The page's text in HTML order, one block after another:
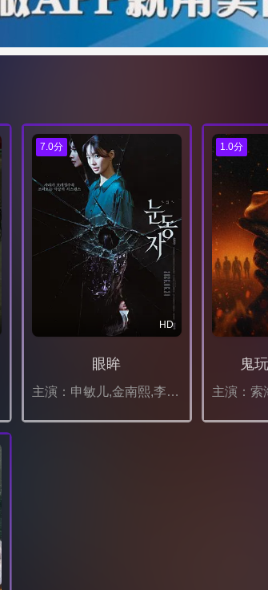
7.0分
HD
眼眸
主演：申敏儿,金南熙,李承勇,金英雅
1.0分
鬼